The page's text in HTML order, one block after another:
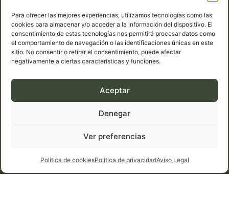
Para ofrecer las mejores experiencias, utilizamos tecnologías como las
cookies para almacenar y/o acceder a la información del dispositivo. El
consentimiento de estas tecnologías nos permitirá procesar datos como
el comportamiento de navegación o las identificaciones únicas en este
sitio. No consentir o retirar el consentimiento, puede afectar
negativamente a ciertas características y funciones.
Aceptar
Denegar
Ver preferencias
Política de cookiesPolítica de privacidadAviso Legal
Contacto
Teléfono: 639 36 52 57
Carretera de Medina del Campo, km 14,800, 47230,
Matapozuelos